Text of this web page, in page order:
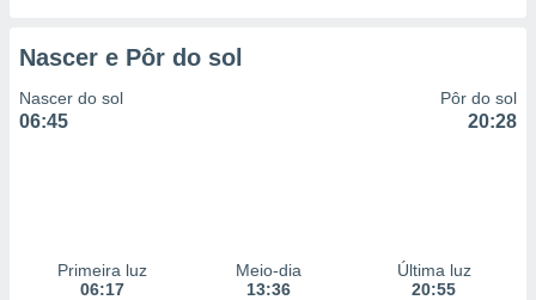
Nascer e Pôr do sol
Nascer do sol
06:45
Pôr do sol
20:28
Primeira luz
06:17
Meio-dia
13:36
Última luz
20:55